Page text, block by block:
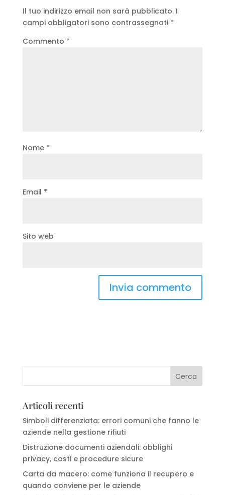
Il tuo indirizzo email non sarà pubblicato. I
campi obbligatori sono contrassegnati *
Commento *
Nome *
Email *
Sito web
Articoli recenti
Simboli differenziata: errori comuni che fanno le
aziende nella gestione rifiuti
Distruzione documenti aziendali: obblighi
privacy, costi e procedure sicure
Carta da macero: come funziona il recupero e
quando conviene per le aziende